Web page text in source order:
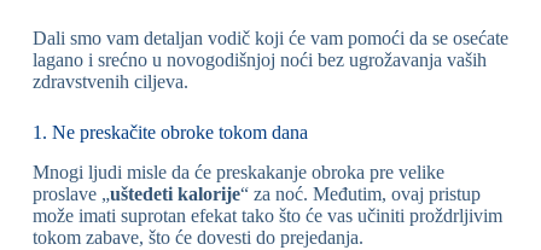
Dali smo vam detaljan vodič koji će vam pomoći da se osećate
lagano i srećno u novogodišnjoj noći bez ugrožavanja vaših
zdravstvenih ciljeva.
1. Ne preskačite obroke tokom dana
Mnogi ljudi misle da će preskakanje obroka pre velike
proslave „uštedeti kalorije“ za noć. Međutim, ovaj pristup
može imati suprotan efekat tako što će vas učiniti proždrljivim
tokom zabave, što će dovesti do prejedanja.